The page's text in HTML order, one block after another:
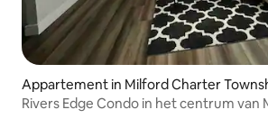
Appartement in Milford Charter
Rivers Edge Condo in het centrum van